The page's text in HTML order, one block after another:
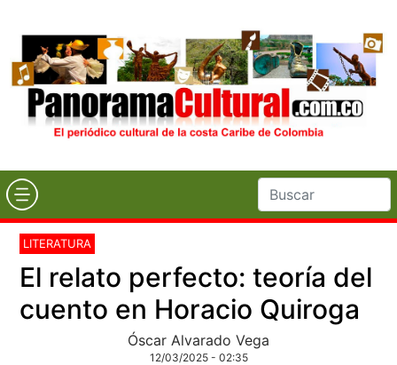
LITERATURA
El relato perfecto: teoría del
cuento en Horacio Quiroga
Óscar Alvarado Vega
12/03/2025 - 02:35